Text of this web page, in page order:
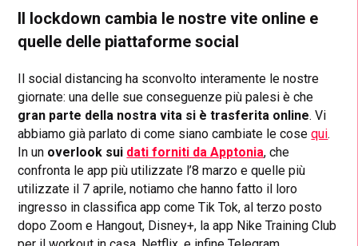
Il lockdown cambia le nostre vite online e
quelle delle piattaforme social
Il social distancing ha sconvolto interamente le nostre
giornate: una delle sue conseguenze più palesi è che
gran parte della nostra vita si è trasferita online. Vi
abbiamo già parlato di come siano cambiate le cosequi.
In un overlook sui dati forniti da Apptonia, che
confronta le app più utilizzate l’8 marzo e quelle più
utilizzate il 7 aprile, notiamo che hanno fatto il loro
ingresso in classifica app come Tik Tok, al terzo posto
dopo Zoom e Hangout, Disney+, la app Nike Training Club